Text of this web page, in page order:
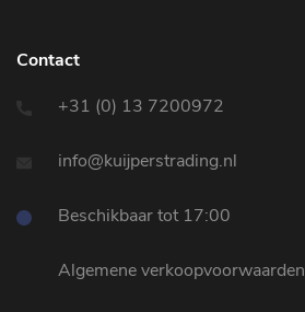
Contact
+31 (0) 13 7200972
info@kuijperstrading.nl
Beschikbaar tot 17:00
Algemene verkoopvoorwaarden